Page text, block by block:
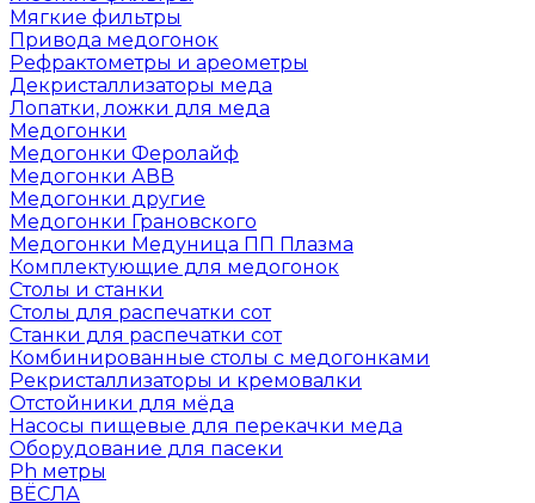
Мягкие фильтры
Привода медогонок
Рефрактометры и ареометры
Декристаллизаторы меда
Лопатки, ложки для меда
Медогонки
Медогонки Феролайф
Медогонки АВВ
Медогонки другие
Медогонки Грановского
Медогонки Медуница ПП Плазма
Комплектующие для медогонок
Столы и станки
Столы для распечатки сот
Станки для распечатки сот
Комбинированные столы с медогонками
Рекристаллизаторы и кремовалки
Отстойники для мёда
Насосы пищевые для перекачки меда
Оборудование для пасеки
Ph метры
ВЁСЛА